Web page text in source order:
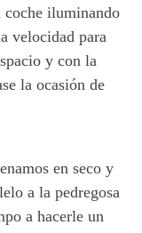
coche iluminando
velocidad para
y con la
la ocasión de
en seco y
a la pedregosa
a hacerle un